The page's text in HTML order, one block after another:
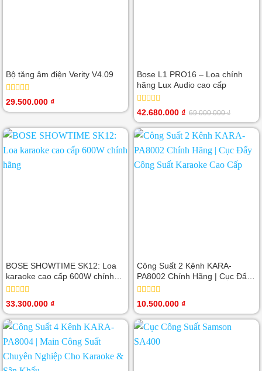
Bộ tăng âm điện Verity V4.09
Được
5
sao
29.500.000 ₫
Bose L1 PRO16 – Loa chính
hãng Lux Audio cao cấp
Được
hạng
0
sao
69.000.000₫
Giá
gốc
là:
69.000.000 ₫.
42.680.000 ₫
Giá
hiện
tại
là:
42.680.000 ₫.
BOSE SHOWTIME SK12: Loa
karaoke cao cấp 600W chính
hãng
Được
hạng
0
sao
33.300.000 ₫
Công Suất 2 Kênh KARA-
PA8002 Chính Hãng | Cục Đẩy
Công Suất Karaoke Cao Cấp
Được
hạng
0
sao
10.500.000 ₫